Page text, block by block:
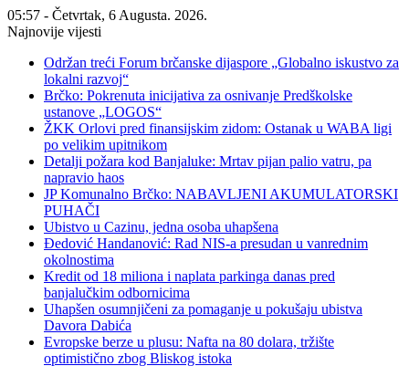
05:57 - Četvrtak, 6 Augusta. 2026.
Najnovije vijesti
Održan treći Forum brčanske dijaspore „Globalno iskustvo za
lokalni razvoj“
Brčko: Pokrenuta inicijativa za osnivanje Predškolske
ustanove „LOGOS“
ŽKK Orlovi pred finansijskim zidom: Ostanak u WABA ligi
po velikim upitnikom
Detalji požara kod Banjaluke: Mrtav pijan palio vatru, pa
napravio haos
JP Komunalno Brčko: NABAVLJENI AKUMULATORSKI
PUHAČI
Ubistvo u Cazinu, jedna osoba uhapšena
Đedović Handanović: Rad NIS-a presudan u vanrednim
okolnostima
Kredit od 18 miliona i naplata parkinga danas pred
banjalučkim odbornicima
Uhapšen osumnjičeni za pomaganje u pokušaju ubistva
Davora Dabića
Evropske berze u plusu: Nafta na 80 dolara, tržište
optimistično zbog Bliskog istoka